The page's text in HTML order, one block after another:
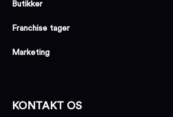
Butikker
Franchise tager
Marketing
KONTAKT OS